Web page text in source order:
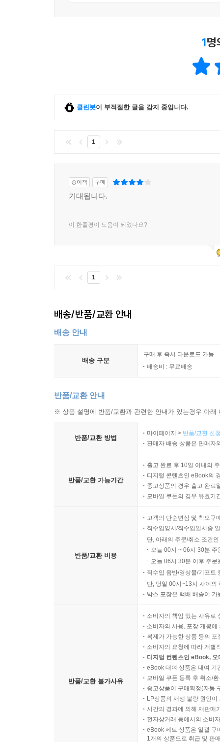
1명
클린봇이 부적절한 글을 감지 중입니다.
1
종이책 구매
기대됩니다.
이 한줄평이 도움이 되었나요?
1
배송/반품/교환 안내
배송 안내
배송 구분
구매 후 즉시 다운로드 가능
배송비 : 무료배송
반품/교환 안내
※ 상품 설명에 반품/교환과 관련한 안내가 있는경우 아
반품/교환 방법
마이페이지 > 반품/교환 신
판매자 배송 상품은 판매자
반품/교환 가능기간
출고 완료 후 10일 이내의
디지털 콘텐츠인 eBook의
중고상품의 경우 출고 완료
모바일 쿠폰의 경우 유효기
반품/교환 비용
고객의 단순변심 및 착오구
직수입양서/직수입일서중
단, 아래의 주문/취소 조건
오늘 00시 ~ 06시 30분
오늘 06시 30분 이후 주
직수입 음반/영상물/기프트
단, 당일 00시~13시 사이의
박스 포장은 택배 배송이
반품/교환 불가사유
소비자의 책임 있는 사유로
소비자의 사용, 포장 개봉
복제가 가능한 상품 등의
소비자의 요청에 따라 개별
디지털 컨텐츠인 eBook,
eBook 대여 상품은 대여 기
모바일 쿠폰 등록 후 취소/
중고상품이 구매확정(자동
LP상품의 재생 불량 원인
시간의 경과에 의해 재판매
전자상거래 등에서의 소비
eBook 세트 상품은 일괄 구
1개의 상품으로 취급 및 판